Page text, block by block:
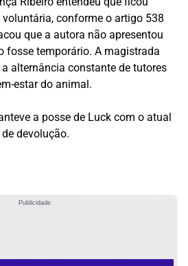
conforme o artigo 538
que a autora não apresentou
fosse temporário. A magistrada
alternância constante de tutores
estar do animal.
a posse de Luck com o atual
devolução.
Publicidade